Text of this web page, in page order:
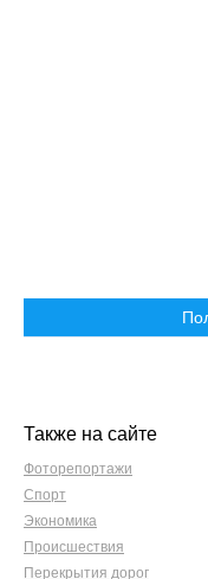
Также на сайте
Фоторепортажи
Спорт
Экономика
Происшествия
Перекрытия дорог